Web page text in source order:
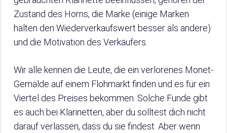
Zustand des Horns, die Marke (einige Marken
halten den Wiederverkaufswert besser als andere)
und die Motivation des Verkäufers.
Wir alle kennen die Leute, die ein verlorenes Monet-
Gemälde auf einem Flohmarkt finden und es für ein
Viertel des Preises bekommen. Solche Funde gibt
es auch bei Klarinetten, aber du solltest dich nicht
darauf verlassen, dass du sie findest. Aber wenn